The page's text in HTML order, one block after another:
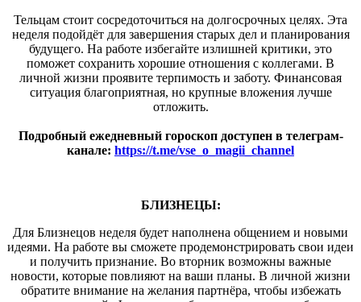
Тельцам стоит сосредоточиться на долгосрочных целях. Эта
неделя подойдёт для завершения старых дел и планирования
будущего. На работе избегайте излишней критики, это
поможет сохранить хорошие отношения с коллегами. В
личной жизни проявите терпимость и заботу. Финансовая
ситуация благоприятная, но крупные вложения лучше
отложить.
Подробный ежедневный гороскоп доступен в телеграм-
канале: https://t.me/vse_o_magii_channel
БЛИЗНЕЦЫ:
Для Близнецов неделя будет наполнена общением и новыми
идеями. На работе вы сможете продемонстрировать свои идеи
и получить признание. Во вторник возможны важные
новости, которые повлияют на ваши планы. В личной жизни
обратите внимание на желания партнёра, чтобы избежать